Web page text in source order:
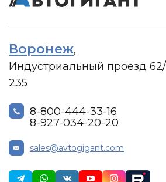
Воронеж,
Индустриальный проезд
235
8-800-444-33-16
8-927-034-20-20
sales@avtogigant.com